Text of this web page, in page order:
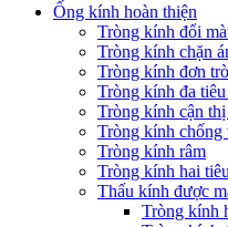
Ống kính hoàn thiện
Tròng kính đổi
Tròng kính chặn
Tròng kính đơn
Tròng kính đa
Tròng kính cận
Tròng kính chống
Tròng kính râm
Tròng kính hai
Thấu kính được
Tròng kính